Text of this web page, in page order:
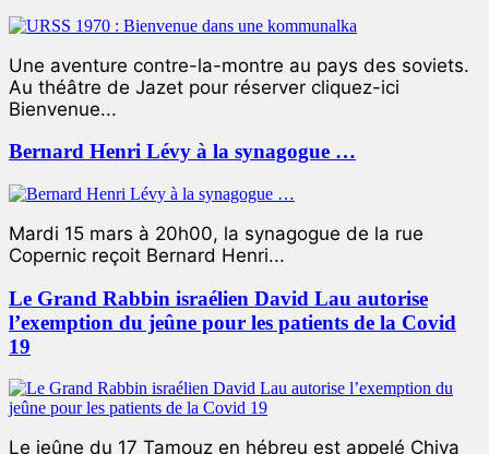
Une aventure contre-la-montre au pays des soviets.
Au théâtre de Jazet pour réserver cliquez-ici
Bienvenue...
Bernard Henri Lévy à la synagogue …
Mardi 15 mars à 20h00, la synagogue de la rue
Copernic reçoit Bernard Henri...
Le Grand Rabbin israélien David Lau autorise
l’exemption du jeûne pour les patients de la Covid
19
Le jeûne du 17 Tamouz en hébreu est appelé Chiva